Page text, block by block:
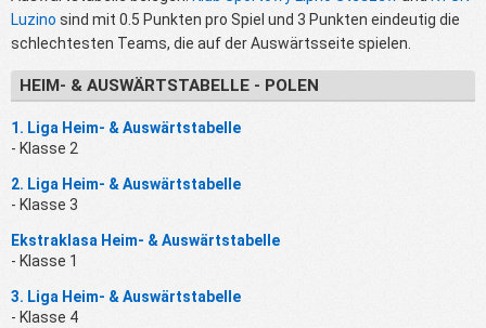
Luzino sind mit 0.5 Punkten pro Spiel und 3 Punkten eindeutig die
schlechtesten Teams, die auf der Auswärtsseite spielen.
HEIM- & AUSWÄRTSTABELLE - POLEN
1. Liga Heim- & Auswärtstabelle
- Klasse 2
2. Liga Heim- & Auswärtstabelle
- Klasse 3
Ekstraklasa Heim- & Auswärtstabelle
- Klasse 1
3. Liga Heim- & Auswärtstabelle
- Klasse 4